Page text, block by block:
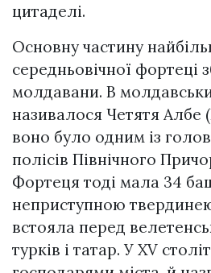
цитаделі.
Основну частину
середньовічної фортеці
мoлдaвaни. В
називалося Четятя Албе
воно було одним із
полісів Північного
Фортеця тоді мала 34
нeпpиcтyпною
встояла перед
турків і татар. У XV